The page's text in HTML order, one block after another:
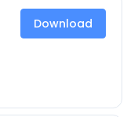
Download